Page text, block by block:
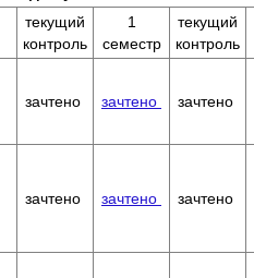
текущий
контроль
1
семестр
текущий
контроль
зачтено зачтено зачтено
зачтено зачтено зачтено